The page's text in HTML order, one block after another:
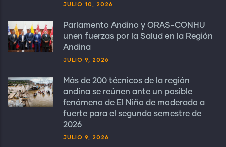
JULIO 10, 2026
Parlamento Andino y ORAS-CONHU
unen fuerzas por la Salud en la Región
Andina
JULIO 9, 2026
Más de 200 técnicos de la región
andina se reúnen ante un posible
fenómeno de El Niño de moderado a
fuerte para el segundo semestre de
2026
JULIO 9, 2026